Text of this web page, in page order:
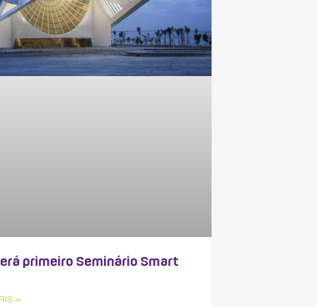
primeiro Seminário Smart
»